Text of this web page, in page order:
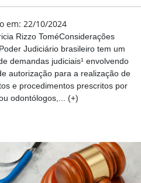
em: 22/10/2024
Rizzo ToméConsiderações
Judiciário brasileiro tem um
demandas judiciais¹ envolvendo
autorização para a realização de
e procedimentos prescritos por
odontólogos,... (+)